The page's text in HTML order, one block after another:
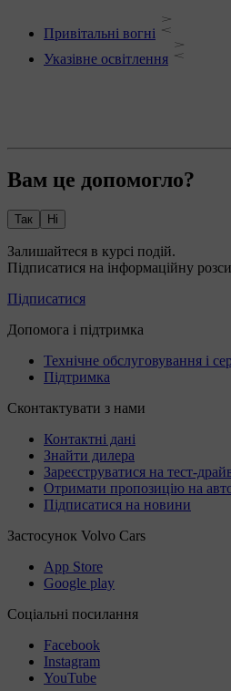
Привітальні вогні
Указівне освітлення
Вам це допомогло?
Так Ні